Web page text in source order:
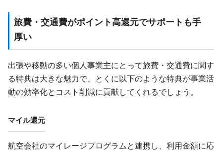
旅費・交通費がポイント高還元でサポートも手
厚い
出張や移動の多い個人事業主にとって旅費・交通費に関す
る特典は大きな魅力で、とくに以下のような特典が事業活
動の効率化とコスト削減に貢献してくれるでしょう。
マイル還元
航空会社のマイレージプログラムと連携し、利用金額に応